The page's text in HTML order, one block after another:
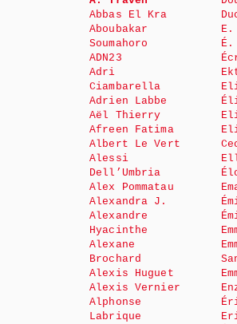
Abbas El Kra
Aboubakar
Soumahoro
ADN23
Adri
Ciambarella
Adrien Labbe
Aël Thierry
Afreen Fatima
Albert Le Vert
Alessi
Dell’Umbria
Alex Pommatau
Alexandra J.
Alexandre
Hyacinthe
Alexane
Brochard
Alexis Huguet
Alexis Vernier
Alphonse
Labrique
E.
É.